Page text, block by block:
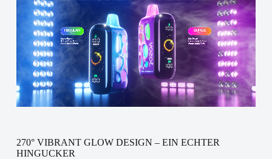
270° VIBRANT GLOW DESIGN – EIN ECHTER
HINGUCKER